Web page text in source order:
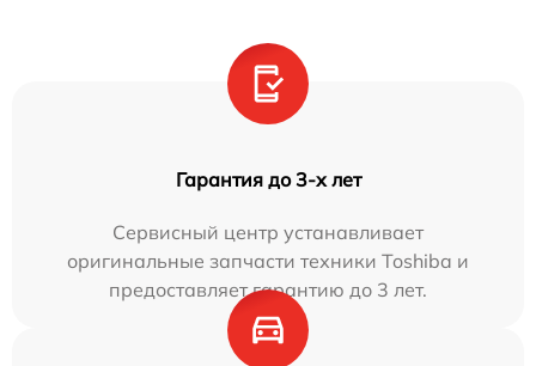
Гарантия до 3-х лет
Сервисный центр устанавливает
оригинальные запчасти техники Toshiba и
предоставляет гарантию до 3 лет.